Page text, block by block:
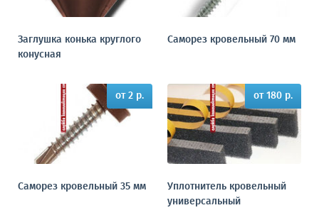
Заглушка конька круглого
конусная
Саморез кровельный 70 мм
от 2 р.
Саморез кровельный 35 мм
от 180 р.
Уплотнитель кровельный
универсальный